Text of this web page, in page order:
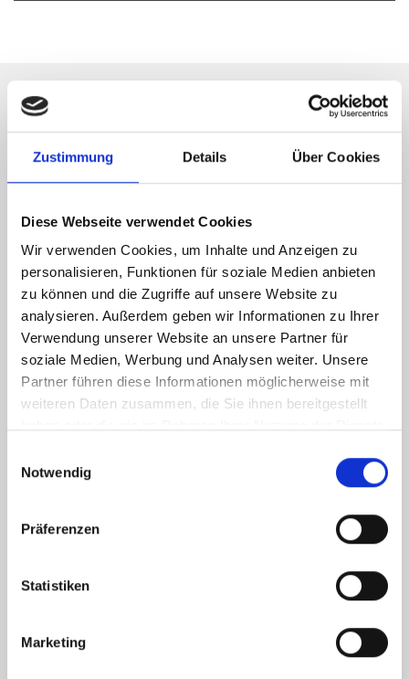
Zustimmung Details Über Cookies
Diese Webseite verwendet Cookies
Wir verwenden Cookies, um Inhalte und Anzeigen zu
personalisieren, Funktionen für soziale Medien anbieten
zu können und die Zugriffe auf unsere Website zu
analysieren. Außerdem geben wir Informationen zu Ihrer
Verwendung unserer Website an unsere Partner für
soziale Medien, Werbung und Analysen weiter. Unsere
Partner führen diese Informationen möglicherweise mit
weiteren Daten zusammen, die Sie ihnen bereitgestellt
Notwendig
Präferenzen
Statistiken
Marketing
Wir informieren Sie
automatisch über passende
zu, dass meine Angaben und Daten zur Beantwortung meiner Anfrage
elektronisch erhoben und gespeichert werden.
an info@hegerich-immobilien.de widerrufen. *